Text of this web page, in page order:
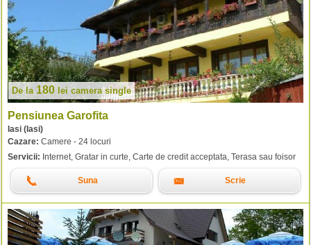
De la 180 lei camera single
Pensiunea Garofita
Iasi (Iasi)
Cazare: Camere - 24 locuri
Servicii: Internet, Gratar in curte, Carte de credit acceptata, Terasa sau foisor
Suna Scrie